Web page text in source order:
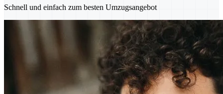
Schnell und einfach zum besten Umzugsangebot